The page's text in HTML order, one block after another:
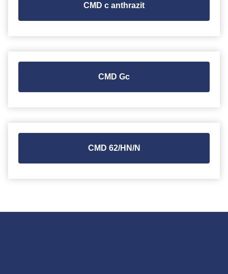
CMD c anthrazit
CMD Gc
CMD 62/HN/N